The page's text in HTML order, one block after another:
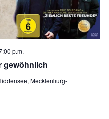
h
t
n
gewöhnlich
p.m.
Mecklenburg-